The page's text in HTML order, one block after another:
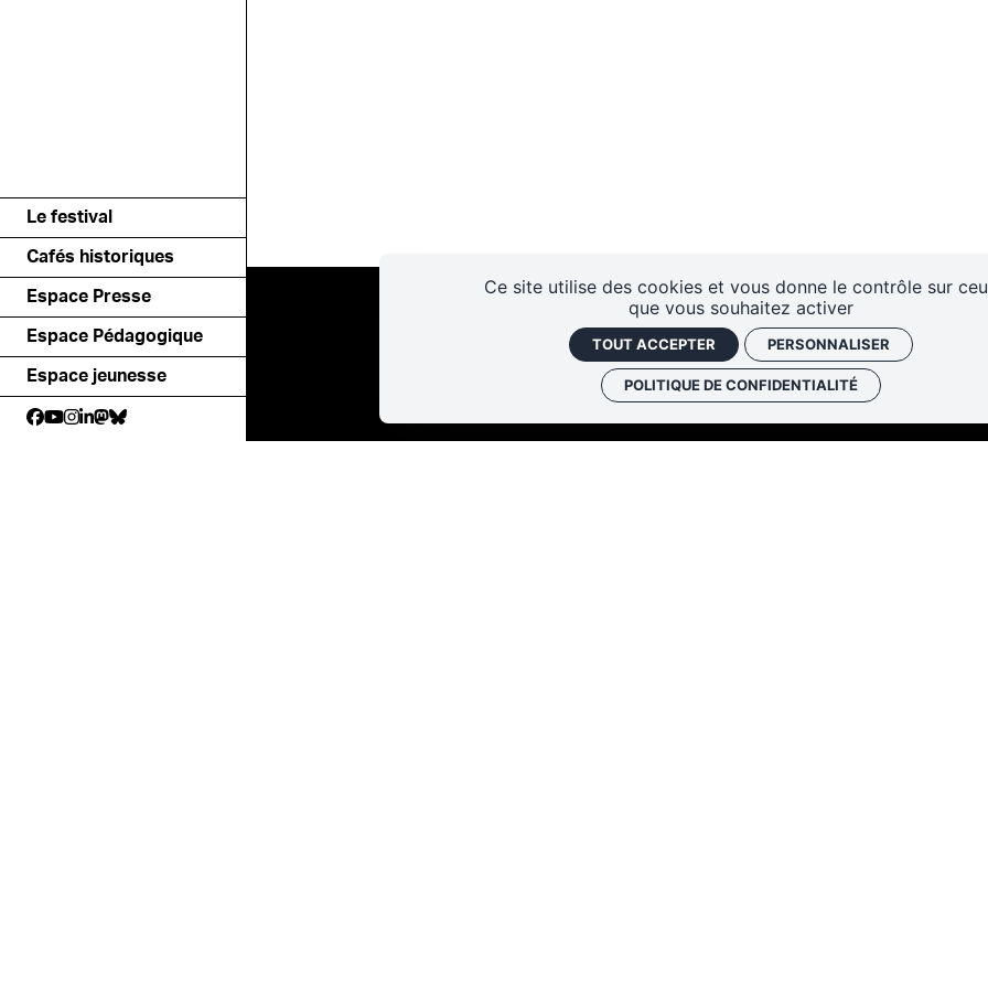
Ce site utilise des cookies et vous donne le contrôle sur
que vous souhaitez activer
TOUT ACCEPTER PERSONNALISER
POLITIQUE DE CONFIDENTIALITÉ
Le festival
Cafés historiques
Espace Presse
Espace Pédagogique
Espace jeunesse
Les cafés
historiques
Faire un don